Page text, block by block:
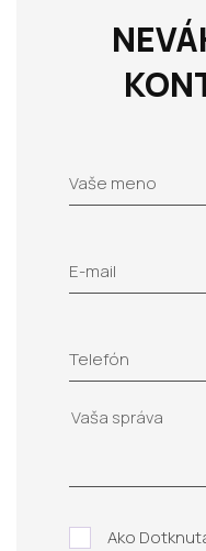
Vaše meno
E-mail
Telefón
Ako